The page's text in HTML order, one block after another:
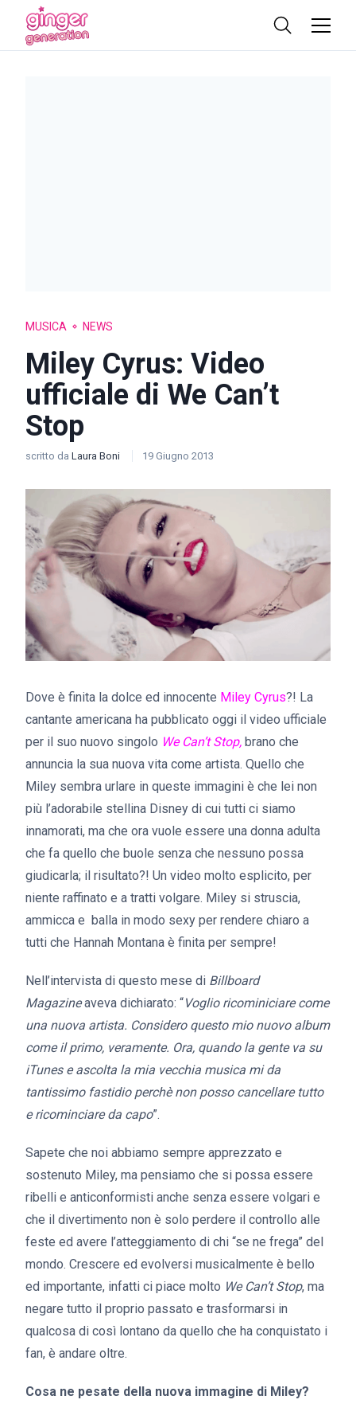
MUSICA NEWS
Miley Cyrus: Video
ufficiale di We Can’t
Stop
scritto da Laura Boni 19 Giugno 2013
Dove è finita la dolce ed innocente Miley Cyrus?! La
cantante americana ha pubblicato oggi il video ufficiale
per il suo nuovo singolo We Can’t Stop, brano che
annuncia la sua nuova vita come artista. Quello che
Miley sembra urlare in queste immagini è che lei non
più l’adorabile stellina Disney di cui tutti ci siamo
innamorati, ma che ora vuole essere una donna adulta
che fa quello che buole senza che nessuno possa
giudicarla; il risultato?! Un video molto esplicito, per
niente raffinato e a tratti volgare. Miley si struscia,
ammicca e balla in modo sexy per rendere chiaro a
tutti che Hannah Montana è finita per sempre!
Nell’intervista di questo mese di Billboard
Magazineaveva dichiarato: “Voglio ricominiciare come
una nuova artista. Considero questo mio nuovo album
come il primo, veramente. Ora, quando la gente va su
iTunes e ascolta la mia vecchia musica mi da
tantissimo fastidio perchè non posso cancellare tutto
e ricominciare da capo”.
Sapete che noi abbiamo sempre apprezzato e
sostenuto Miley, ma pensiamo che si possa essere
ribelli e anticonformisti anche senza essere volgari e
che il divertimento non è solo perdere il controllo alle
feste ed avere l’atteggiamento di chi “se ne frega” del
mondo. Crescere ed evolversi musicalmente è bello
ed importante, infatti ci piace molto We Can’t Stop, ma
negare tutto il proprio passato e trasformarsi in
qualcosa di così lontano da quello che ha conquistato i
fan, è andare oltre.
Cosa ne pesate della nuova immagine di Miley?